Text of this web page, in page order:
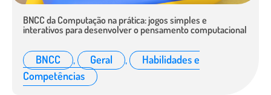
BNCC da Computação na prática: jogos simples e
interativos para desenvolver o pensamento computacional
BNCC , Geral ,
Habilidades e
Competências